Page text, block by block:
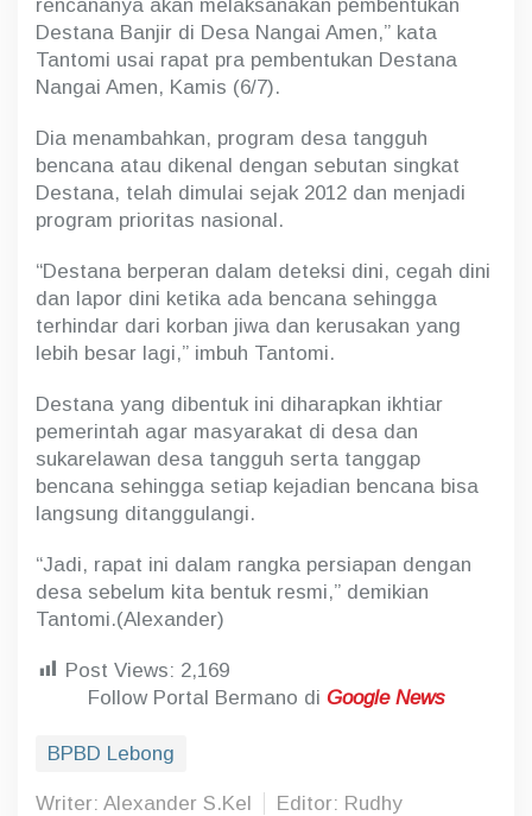
rencananya akan melaksanakan pembentukan
Destana Banjir di Desa Nangai Amen,” kata
Tantomi usai rapat pra pembentukan Destana
Nangai Amen, Kamis (6/7).
Dia menambahkan, program desa tangguh
bencana atau dikenal dengan sebutan singkat
Destana, telah dimulai sejak 2012 dan menjadi
program prioritas nasional.
“Destana berperan dalam deteksi dini, cegah dini
dan lapor dini ketika ada bencana sehingga
terhindar dari korban jiwa dan kerusakan yang
lebih besar lagi,” imbuh Tantomi.
Destana yang dibentuk ini diharapkan ikhtiar
pemerintah agar masyarakat di desa dan
sukarelawan desa tangguh serta tanggap
bencana sehingga setiap kejadian bencana bisa
langsung ditanggulangi.
“Jadi, rapat ini dalam rangka persiapan dengan
desa sebelum kita bentuk resmi,” demikian
Tantomi.(Alexander)
Post Views: 2,169
Follow Portal Bermano di Google News
BPBD Lebong
Writer: Alexander S.Kel
Editor: Rudhy